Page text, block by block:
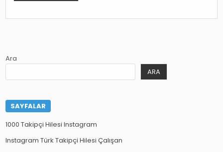
Ara
ARA
SAYFALAR
1000 Takipçi Hilesi Instagram
Instagram Türk Takipçi Hilesi Çalışan